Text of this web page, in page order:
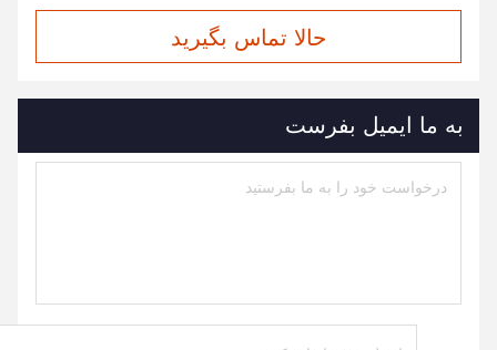
حالا تماس بگیرید
به ما ایمیل بفرست